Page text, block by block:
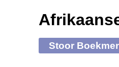
Stoor